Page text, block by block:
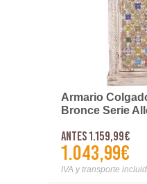
Armario
Bronce Serie
Antes 1.159,99€
1.043,99€
IVA y transporte